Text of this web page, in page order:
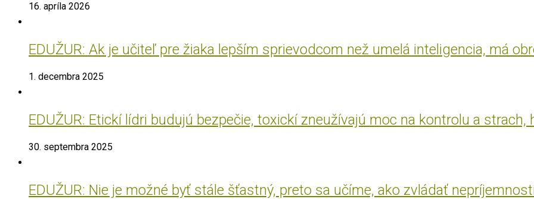
16. apríla 2026
EDUŽUR: Ak je učiteľ pre žiaka lepším sprievodcom než umelá inteligencia, má
1. decembra 2025
EDUŽUR: Etickí lídri budujú bezpečie, toxickí zneužívajú moc na kontrolu a strach,
30. septembra 2025
EDUŽUR: Nie je možné byť stále šťastný, preto sa učíme, ako zvládať